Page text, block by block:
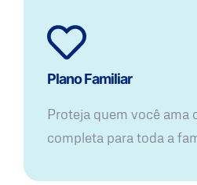
Plano Familiar
Proteja quem você ama
completa para toda a